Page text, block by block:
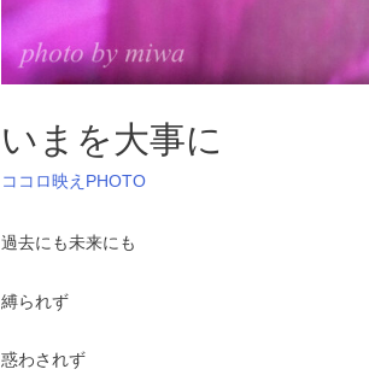
いまを大事に
ココロ映えPHOTO
過去にも未来にも
縛られず
惑わされず